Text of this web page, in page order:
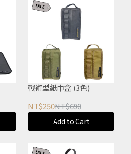
戰術型紙巾盒 (3色)
NT$250NT$690
Add to Cart